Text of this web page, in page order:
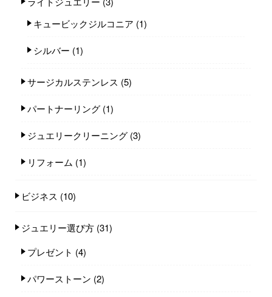
キュービックジルコニア (1)
シルバー (1)
サージカルステンレス (5)
パートナーリング (1)
ジュエリークリーニング (3)
リフォーム (1)
ビジネス (10)
ジュエリー選び方 (31)
プレゼント (4)
パワーストーン (2)